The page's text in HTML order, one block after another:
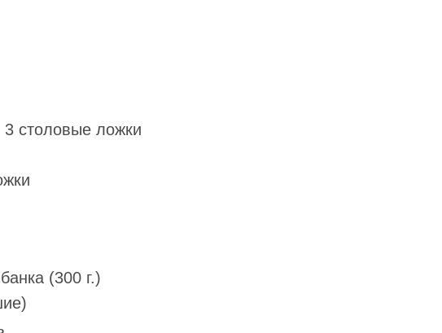
3 столовые ложки
(300 г.)